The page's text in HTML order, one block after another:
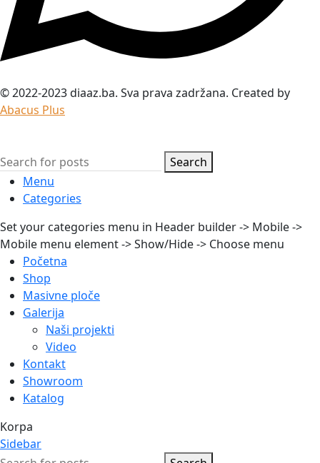
© 2022-2023 diaaz.ba. Sva prava zadržana. Created by
Abacus Plus
Search
Menu
Categories
Set your categories menu in Header builder -> Mobile ->
Mobile menu element -> Show/Hide -> Choose menu
Početna
Shop
Masivne ploče
Galerija
Naši projekti
Video
Kontakt
Showroom
Katalog
Korpa
Sidebar